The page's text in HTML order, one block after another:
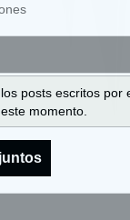
posts escritos
momento.